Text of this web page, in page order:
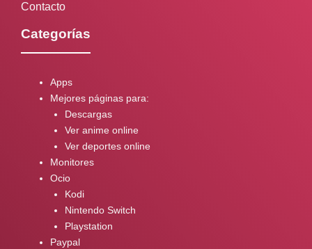
Contacto
Categorías
Apps
Mejores páginas para:
Descargas
Ver anime online
Ver deportes online
Monitores
Ocio
Kodi
Nintendo Switch
Playstation
Paypal